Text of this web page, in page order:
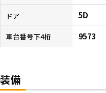
ドア 5D
車台番号下4桁 9573
装備